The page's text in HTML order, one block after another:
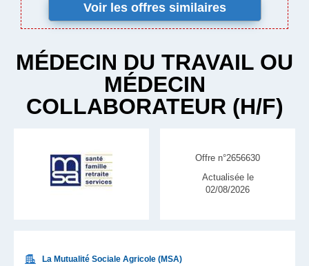
Voir les offres similaires
MÉDECIN DU TRAVAIL OU
MÉDECIN
COLLABORATEUR (H/F)
La Mutualité Sociale Agricole (MSA)
Offre n°2656630
Actualisée le
02/08/2026